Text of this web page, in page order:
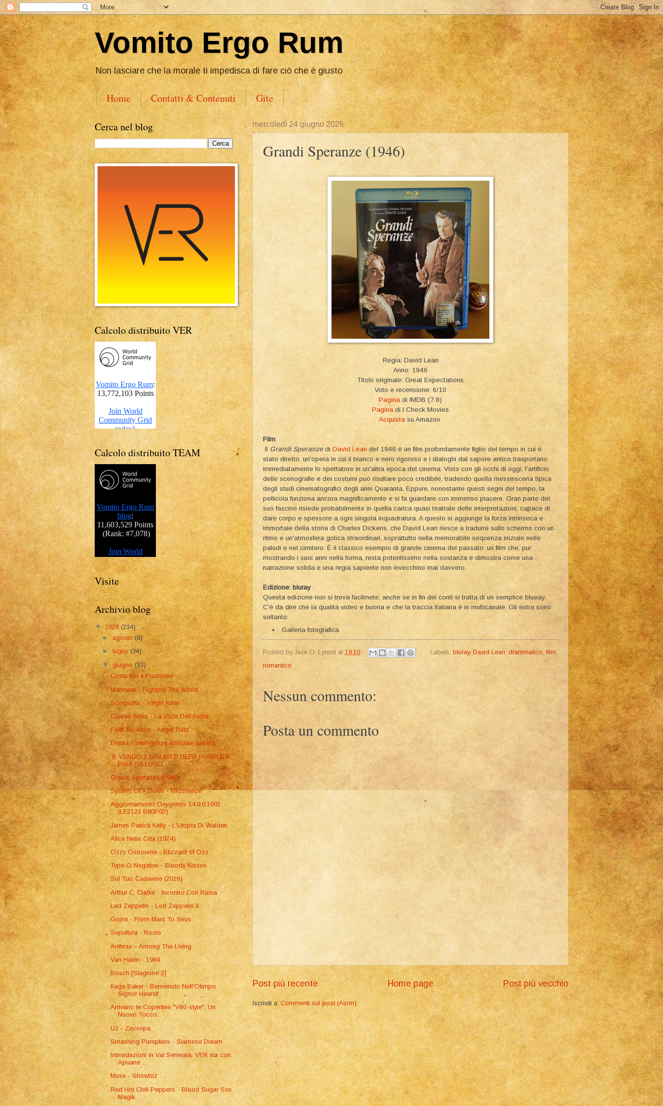
Vomito Ergo Rum
Non lasciare che la morale ti impedisca di fare ciò che è giusto
Home Contatti & Contenuti Gite
mercoledì 24 giugno 2026
Grandi Speranze (1946)
Regia: David Lean
Anno: 1946
Titolo originale: Great Expectations
Voto e recensione: 6/10
Pagina di IMDB (7.8)
Pagina di I Check Movies
Acquista su Amazon
Film:
Il Grandi Speranze di David Lean del 1946 è un film profondamente figlio del tempo in cui è
stato diretto, un'opera in cui il bianco e nero rigoroso e i dialoghi dal sapore antico trasportano
immediatamente lo spettatore in un'altra epoca del cinema. Visto con gli occhi di oggi, l'artificio
delle scenografie e dei costumi può risultare poco credibile, tradendo quella messinscena tipica
degli studi cinematografici degli anni Quaranta. Eppure, nonostante questi segni del tempo, la
pellicola funziona ancora magnificamente e si fa guardare con immenso piacere. Gran parte del
suo fascino risiede probabilmente in quella carica quasi teatrale delle interpretazioni, capace di
dare corpo e spessore a ogni singola inquadratura. A questo si aggiunge la forza intrinseca e
immortale della storia di Charles Dickens, che David Lean riesce a tradurre sullo schermo con un
ritmo e un'atmosfera gotica straordinari, soprattutto nella memorabile sequenza iniziale nelle
paludi e nel cimitero. È il classico esempio di grande cinema del passato: un film che, pur
mostrando i suoi anni nella forma, resta potentissimo nella sostanza e dimostra come una
narrazione solida e una regia sapiente non invecchino mai davvero.
Edizione: bluray
Questa edizione non si trova facilmete, anche se in fin dei conti si tratta di un semplice blueay.
C'è da dire che la qualità video e buona e che la traccia italiana è in multicanale. Gli extra sono
soltanto:
Galleria fotografica
Posted by Jack O. Lyroid at 19:10 Labels: bluray, David Lean,drammatico, film,
romantico
Nessun commento:
Posta un commento
Post più recente Post più vecchio
Home page
Iscriviti a:Commenti sul post (Atom)
Cerca nel blog
Calcolo distribuito VER
Calcolo distribuito TEAM
Visite
Archivio blog
▼ 2026(234)
►agosto(6)
►luglio(34)
▼giugno(33)
Costa Est a Piombino
Manowar - Fighting The World
Scorpions - Virgin Killer
Connie Willis - La Voce Dell'Aldilà
Faith No More - Angel Dust
Emma, l'intelligenza artificiale italiana
​🎸 VENDO 2 BIGLIETTI DEEP PURPLE A
PISA (16 LUGLI...
Grandi Speranze (1946)
System Of A Down - Mezmerize
Aggiornamento Oxygenos 14.0.0.1902
(LE2123 B80P02)
James Patrick Kelly - L'Utopia Di Walden
Alice Nelle Città (1974)
Ozzy Osbourne - Blizzard of Ozz
Type O Negative - Bloody Kisses
Sul Tuo Cadavere (2026)
Arthur C. Clarke - Incontro Con Rama
Led Zeppelin - Led Zeppelin II
Gojira - From Mars To Sirus
Sepultura - Roots
Anthrax – Among The Living
Van Halen - 1984
Bosch [Stagione 2]
Kage Baker - Benvenuto Nell'Olimpo
Signor Hearst!
Arrivano le Copertine "VIKI-style": Un
Nuovo Tocco...
U2 - Zooropa
Smashing Pumpkins - Siamese Dream
Intimidazioni in Val Serenaia: VER sta con
Apuane ...
Muse - Showbiz
Red Hot Chili Peppers - Blood Sugar Sex
Magik